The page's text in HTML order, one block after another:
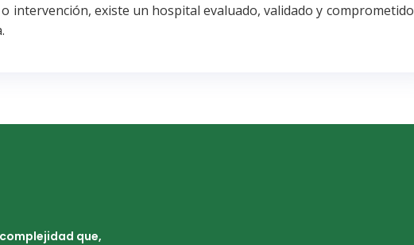
intervención, existe un hospital evaluado, validado y comprometido
que,